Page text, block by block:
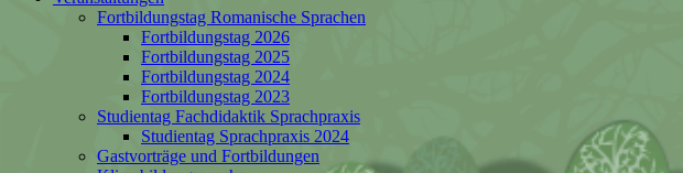
Fortbildungstag Romanische Sprachen
Fortbildungstag 2026
Fortbildungstag 2025
Fortbildungstag 2024
Fortbildungstag 2023
Studientag Fachdidaktik Sprachpraxis
Studientag Sprachpraxis 2024
Gastvorträge und Fortbildungen